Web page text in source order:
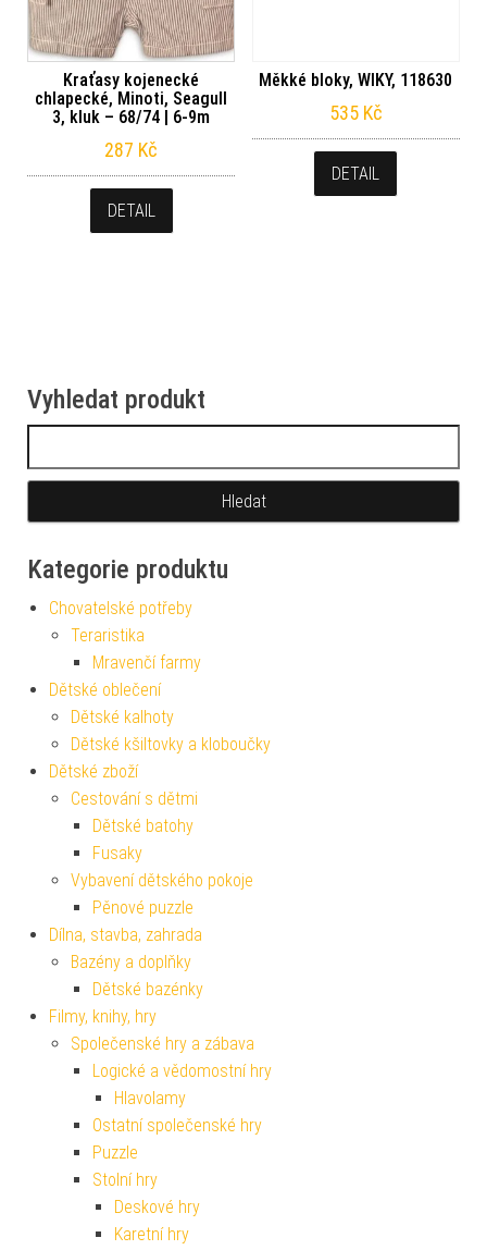
Kraťasy kojenecké
chlapecké, Minoti, Seagull
3, kluk – 68/74 | 6-9m
287 Kč
DETAIL
Měkké bloky, WIKY, 118630
535 Kč
DETAIL
Vyhledat produkt
Kategorie produktu
Chovatelské potřeby
Teraristika
Mravenčí farmy
Dětské oblečení
Dětské kalhoty
Dětské kšiltovky a kloboučky
Dětské zboží
Cestování s dětmi
Dětské batohy
Fusaky
Vybavení dětského pokoje
Pěnové puzzle
Dílna, stavba, zahrada
Bazény a doplňky
Dětské bazénky
Filmy, knihy, hry
Společenské hry a zábava
Logické a vědomostní hry
Hlavolamy
Ostatní společenské hry
Puzzle
Stolní hry
Deskové hry
Karetní hry